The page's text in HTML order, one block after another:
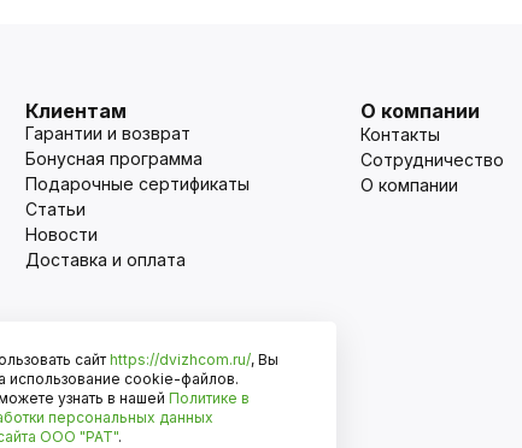
Клиентам
Гарантии и возврат
Бонусная программа
Подарочные сертификаты
Статьи
Новости
Доставка и оплата
О компании
Контакты
Сотрудничество
О компании
Оплата
сайт https://dvizhcom.ru/, Вы
использование cookie-файлов.
узнать в нашей Политике в
персональных данных
ООО "РАТ".